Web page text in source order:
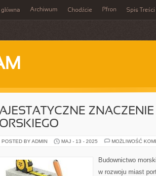
Archiwum Chodźcie Pfron Spis Treści
POSTED BY ADMIN MAJ - 13 - 2025 MOŻLIWOŚĆ
Budownictwo
w rozwoju miast